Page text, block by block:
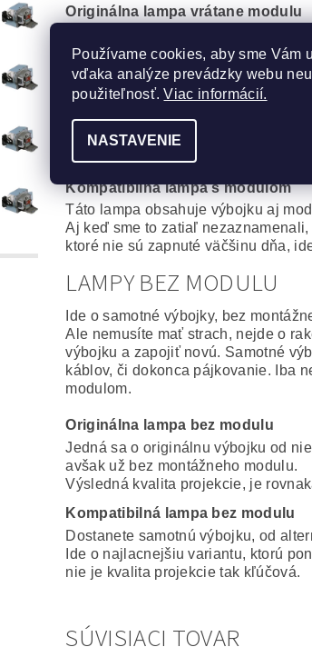
Originálna lampa vrátane modulu
To najlepšie, čo môžete svojmu
Projektor bude povýmene ako nový
Maximálna spoľahlivosť a výdrž bez
Generická lampa vrátane modulu
Veľmi dobré riešenie, za výhodnú
Phoenix, Iwasaki, Matsushita,
Rozdiel oproti plnému originálu je
Kompatibilná lampa s modulom
Táto lampa obsahuje výbojku aj
Aj keď sme to zatiaľ
ktoré nie sú zapnuté väčšinu dňa,
LAMPY BEZ MODULU
Ide o samotné výbojky, bez
Ale nemusíte mať strach, nejde o
výbojku a zapojiť novú. Samotné
káblov, či dokonca pájkovanie. Iba
modulom.
Originálna lampa bez modulu
Jedná sa o originálnu výbojku od
avšak už bez montážneho modulu.
Výsledná kvalita projekcie, je
Kompatibilná lampa bez modulu
Dostanete samotnú výbojku, od
Ide o najlacnejšiu variantu, ktorú
nie je kvalita projekcie tak kľúčová.
SÚVISIACI TOVAR
Používame cookies, aby sme Vám
vďaka analýze prevádzky webu
použiteľnosť.Viac informácií.
NASTAVENIE